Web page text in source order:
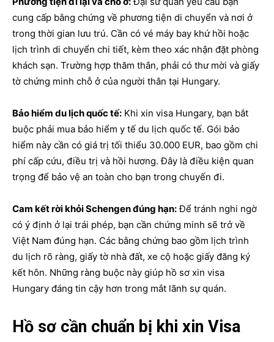
cung cấp bằng chứng về phương tiện di chuyển và nơi ở
trong thời gian lưu trú. Cần có vé máy bay khứ hồi hoặc
lịch trình di chuyển chi tiết, kèm theo xác nhận đặt phòng
khách sạn. Trường hợp thăm thân, phải có thư mời và giấy
tờ chứng minh chỗ ở của người thân tại Hungary.
Bảo hiểm du lịch quốc tế: Khi xin visa Hungary, bạn bắt
buộc phải mua bảo hiểm y tế du lịch quốc tế. Gói bảo
hiểm này cần có giá trị tối thiểu 30.000 EUR, bao gồm chi
phí cấp cứu, điều trị và hồi hương. Đây là điều kiện quan
trọng để bảo vệ an toàn cho bạn trong chuyến đi.
Cam kết rời khỏi Schengen đúng hạn:Để tránh nghi ngờ
có ý định ở lại trái phép, bạn cần chứng minh sẽ trở về
Việt Nam đúng hạn. Các bằng chứng bao gồm lịch trình
du lịch rõ ràng, giấy tờ nhà đất, xe cộ hoặc giấy đăng ký
kết hôn. Những ràng buộc này giúp hồ sơ xin visa
Hungary đáng tin cậy hơn trong mắt lãnh sự quán.
Hồ sơ cần chuẩn bị khi xin Visa